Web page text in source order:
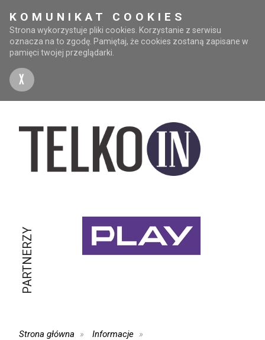
KOMUNIKAT COOKIES
Strona wykorzystuje pliki cookies. Korzystanie z serwisu
oznacza na to zgodę. Pamiętaj, że cookies zostaną zapisane w
pamięci twojej przeglądarki.
X
PARTNERZY
Strona główna
Informacje